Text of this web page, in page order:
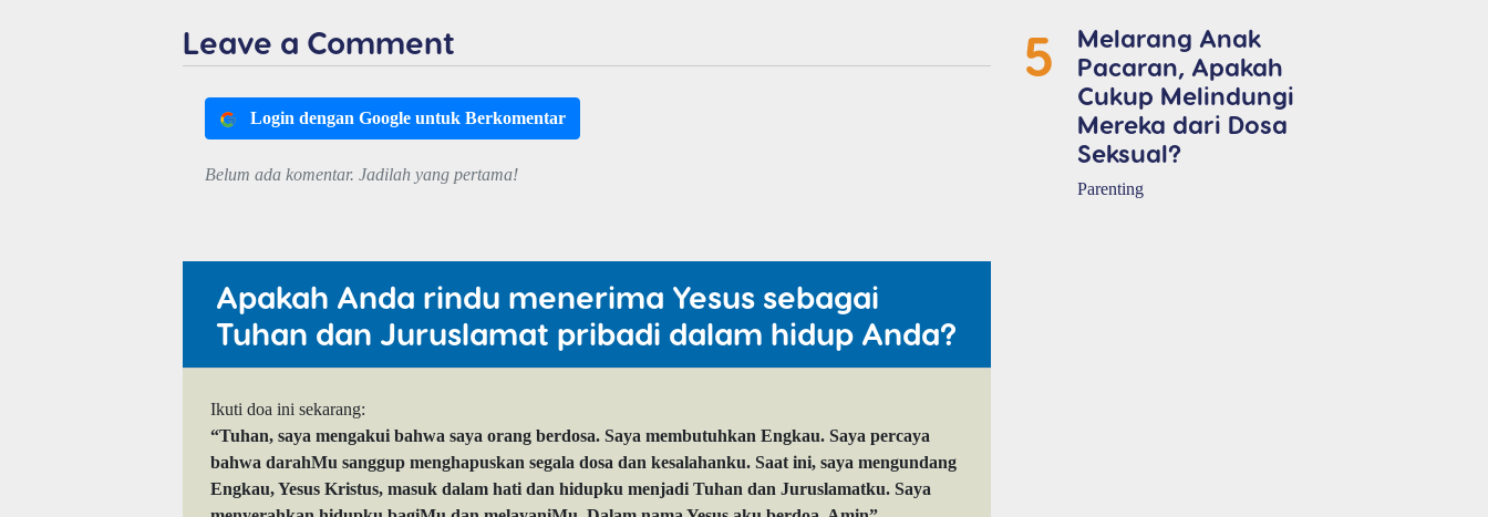
Leave a Comment
Login dengan Google untuk Berkomentar
Belum ada komentar. Jadilah yang pertama!
Apakah Anda rindu menerima Yesus sebagai
Tuhan dan Juruslamat pribadi dalam hidup Anda?
Ikuti doa ini sekarang:
“Tuhan, saya mengakui bahwa saya orang berdosa. Saya membutuhkan Engkau. Saya percaya
bahwa darahMu sanggup menghapuskan segala dosa dan kesalahanku. Saat ini, saya mengundang
Engkau, Yesus Kristus, masuk dalam hati dan hidupku menjadi Tuhan dan Juruslamatku. Saya
5
Melarang Anak
Pacaran, Apakah
Cukup Melindungi
Mereka dari Dosa
Seksual?
Parenting